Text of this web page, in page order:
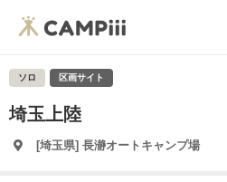
ソロ 区画サイト
埼玉上陸
[埼玉県] 長瀞オートキャンプ場